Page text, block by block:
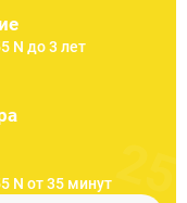
N до 3 лет
N от 35 минут